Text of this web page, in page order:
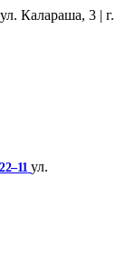
Калараша, 3 | г.
ул. ​